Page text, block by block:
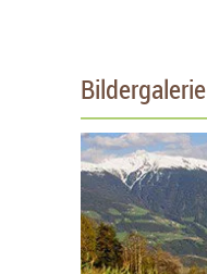
Bildergalerie